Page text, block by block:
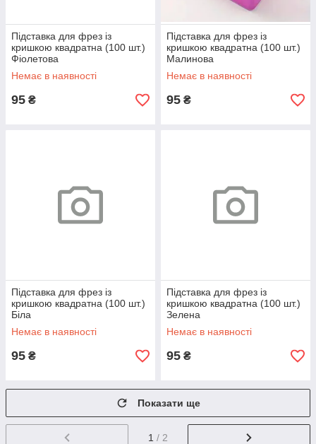
Підставка для фрез із
кришкою квадратна (100 шт.)
Фіолетова
Немає в наявності
95 ₴
Підставка для фрез із
кришкою квадратна (100 шт.)
Малинова
Немає в наявності
95 ₴
Підставка для фрез із
кришкою квадратна (100 шт.)
Біла
Немає в наявності
95 ₴
Підставка для фрез із
кришкою квадратна (100 шт.)
Зелена
Немає в наявності
95 ₴
Показати ще
1 / 2